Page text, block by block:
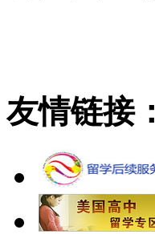
友情链接：